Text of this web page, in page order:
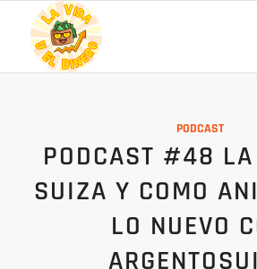
PODCAST
PODCAST #48
SUIZA Y COMO
LO NUEVO